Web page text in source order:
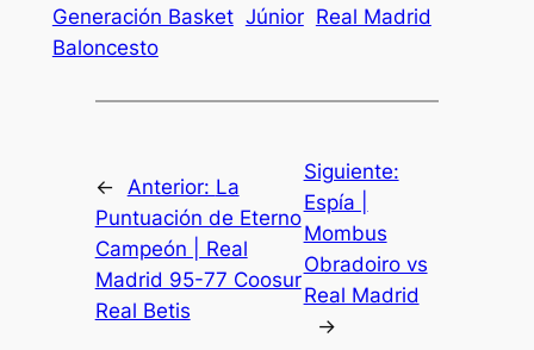
Generación Basket Júnior Real Madrid
Baloncesto
← Anterior: La
Puntuación de Eterno
Campeón | Real
Madrid 95-77 Coosur
Real Betis
Siguiente:
Espía |
Mombus
Obradoiro vs
Real Madrid
→